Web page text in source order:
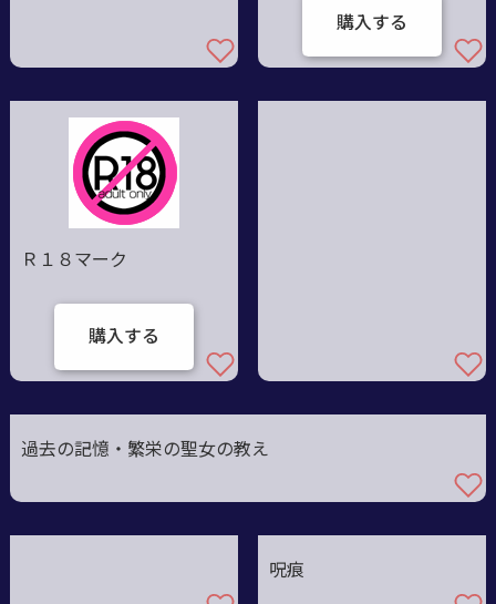
購入する
Ｒ１８マーク
購入する
過去の記憶・繁栄の聖女の教え
呪痕